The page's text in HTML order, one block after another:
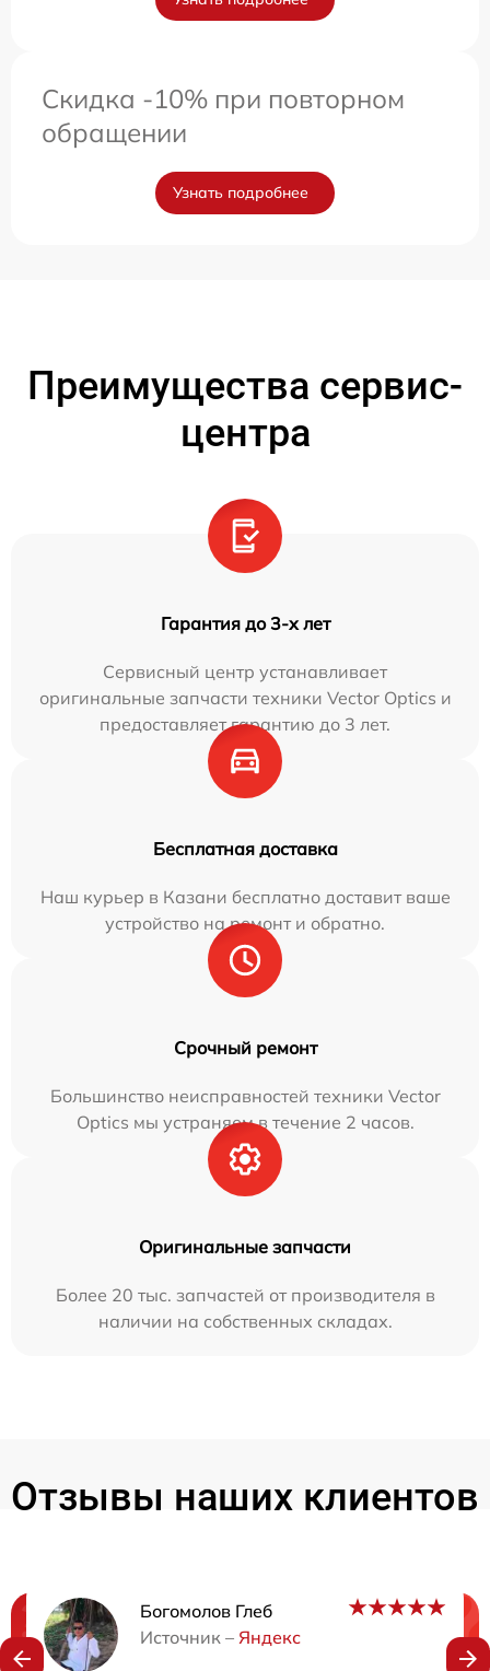
Скидка -10% при повторном
обращении
Узнать подробнее
Преимущества сервис-
центра
Гарантия до 3-х лет
Сервисный центр устанавливает
оригинальные запчасти техники Vector Optics и
предоставляет гарантию до 3 лет.
Бесплатная доставка
Наш курьер в Казани бесплатно доставит ваше
устройство на ремонт и обратно.
Срочный ремонт
Большинство неисправностей техники Vector
Optics мы устраняем в течение 2 часов.
Оригинальные запчасти
Более 20 тыс. запчастей от производителя в
наличии на собственных складах.
Отзывы наших клиентов
Богомолов Глеб
Источник – Яндекс
Нужна консультация?